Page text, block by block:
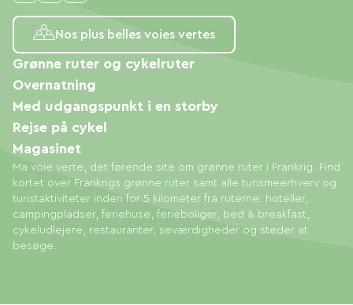
Nos plus belles voies vertes
Ma voie verte, det førende site om grønne ruter i Frankrig. Find
kortet over Frankrigs grønne ruter samt alle turismeerhverv og
turistaktiviteter inden for 5 kilometer fra ruterne: hoteller,
campingpladser, feriehuse, ferieboliger, bed & breakfast,
cykeludlejere, restauranter, seværdigheder og steder at
besøge.
Grønne ruter og cykelruter
Overnatning
Med udgangspunkt i en storby
Rejse på cykel
Magasinet